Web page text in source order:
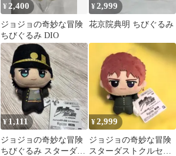
¥ 2,400
ジョジョの奇妙な冒険
ちびぐるみ DIO
¥2,999
花京院典明 ちびぐるみ
¥1,111
ジョジョの奇妙な冒険
ちびぐるみ スターダス
¥2,999
ジョジョの奇妙な冒険
スターダストクルセイ